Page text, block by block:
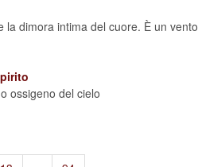
la dimora intima del cuore. È un vento
ossigeno del cielo